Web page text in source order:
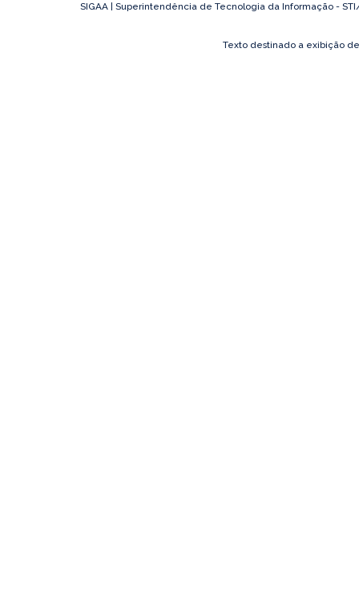
SIGAA | Superintendência de Tecnologia da Informação -
Texto destinado a exibição